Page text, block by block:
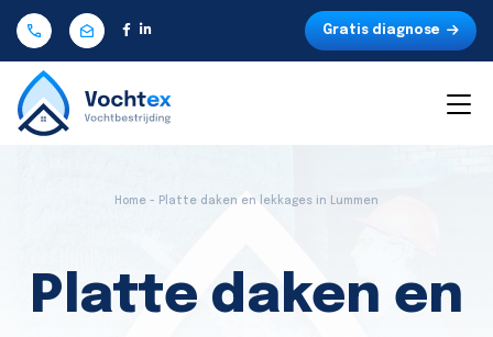
Gratis diagnose
Home - Platte daken en lekkages in Lummen
Platte daken en